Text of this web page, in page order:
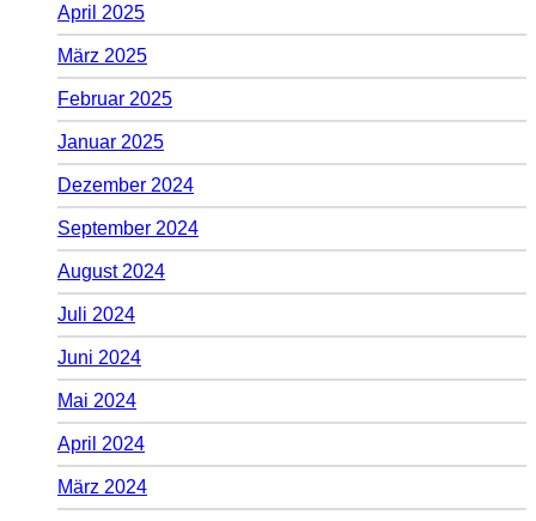
April 2025
März 2025
Februar 2025
Januar 2025
Dezember 2024
September 2024
August 2024
Juli 2024
Juni 2024
Mai 2024
April 2024
März 2024